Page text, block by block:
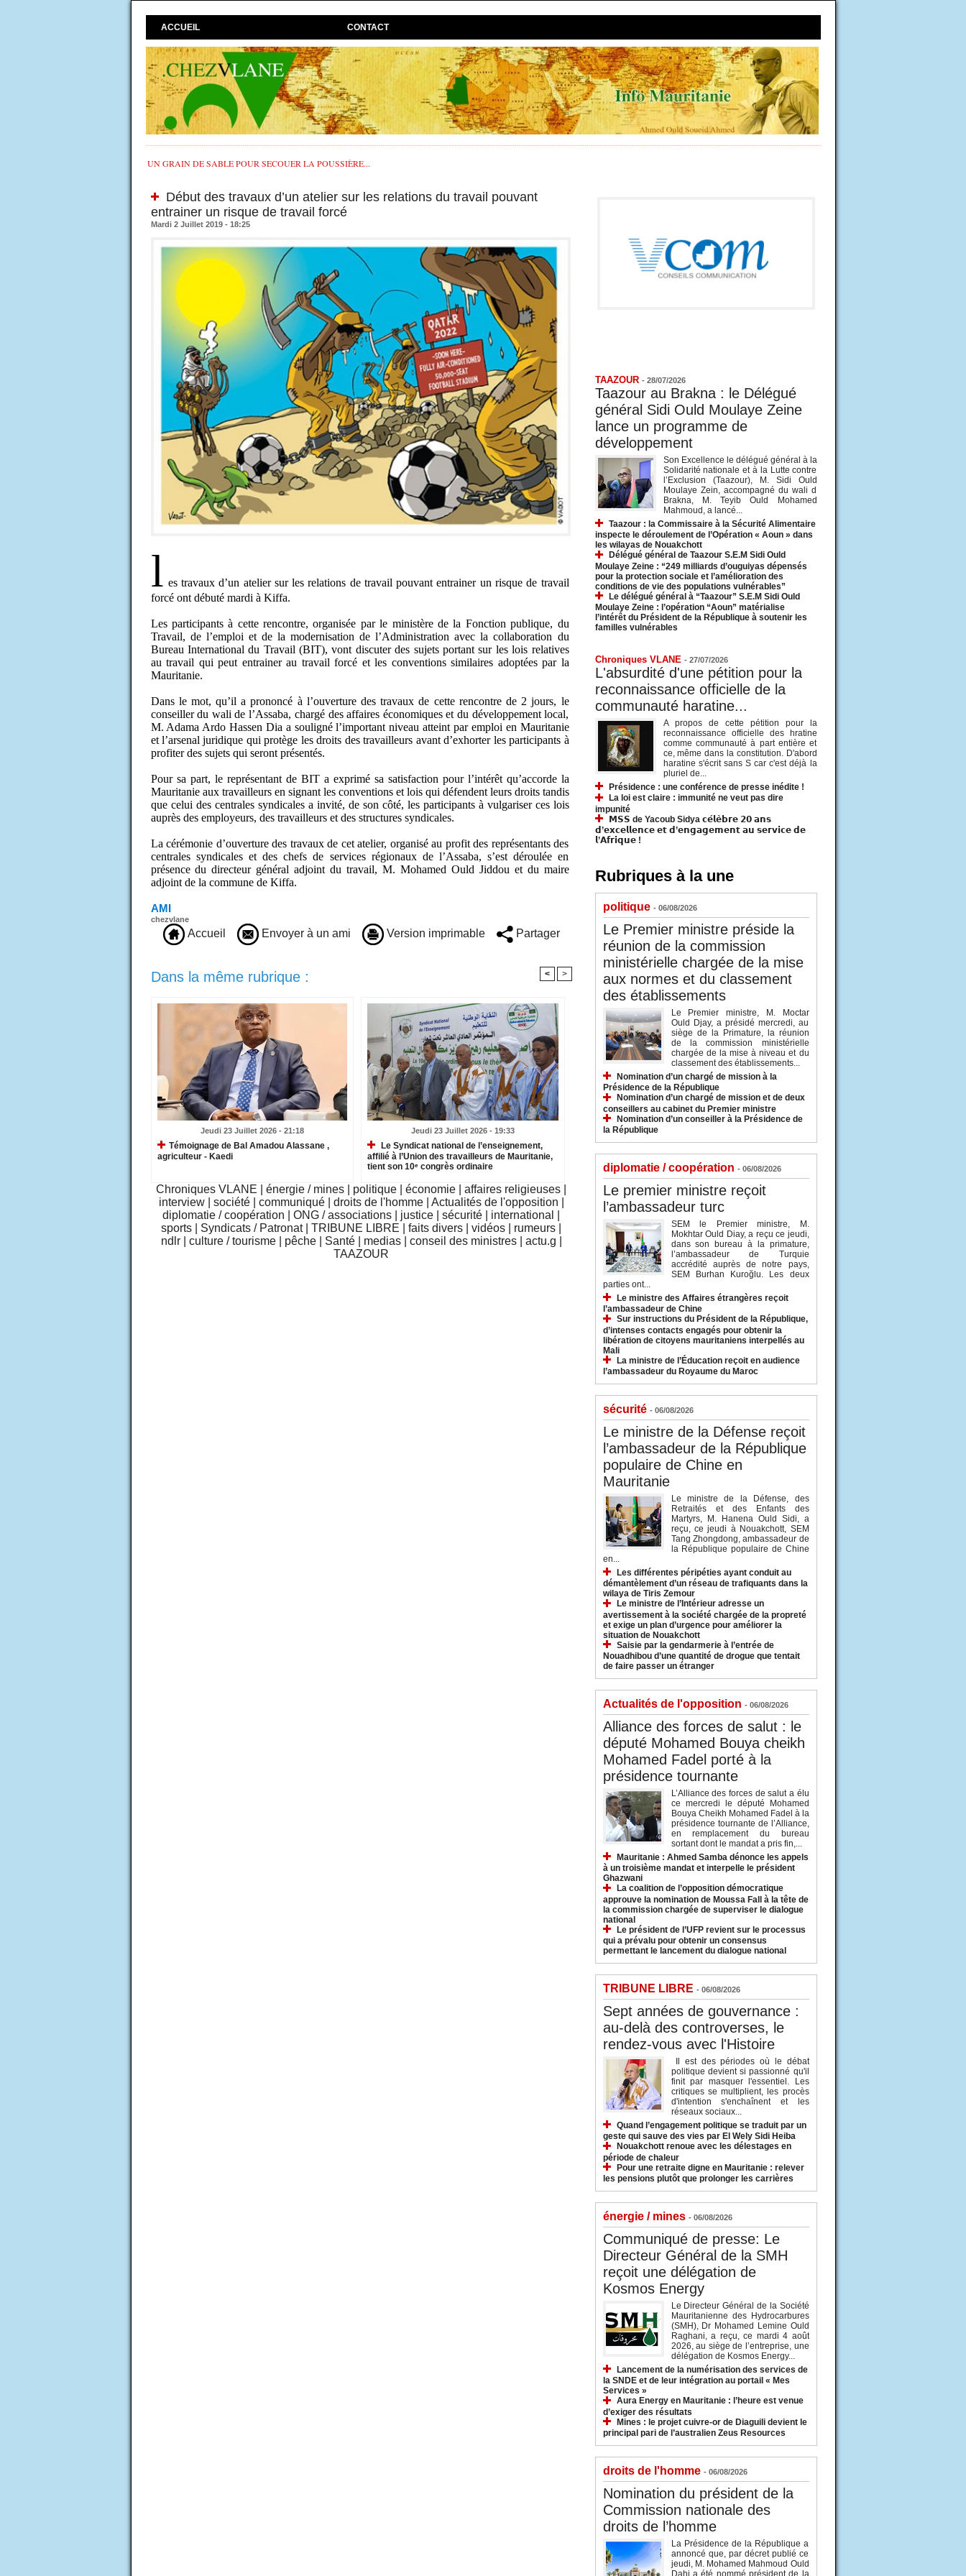
ACCUEIL CONTACT
UN GRAIN DE SABLE POUR SECOUER LA POUSSIÈRE...
Début des travaux d’un atelier sur les relations du travail pouvant
entrainer un risque de travail forcé
Mardi 2 Juillet 2019 - 18:25
l es travaux d’un atelier sur les relations de travail pouvant entrainer un risque de travail
forcé ont débuté mardi à Kiffa.
Les participants à cette rencontre, organisée par le ministère de la Fonction publique, du
Travail, de l’emploi et de la modernisation de l’Administration avec la collaboration du
Bureau International du Travail (BIT), vont discuter des sujets portant sur les lois relatives
au travail qui peut entrainer au travail forcé et les conventions similaires adoptées par la
Mauritanie.
Dans le mot, qu’il a prononcé à l’ouverture des travaux de cette rencontre de 2 jours, le
conseiller du wali de l’Assaba, chargé des affaires économiques et du développement local,
M. Adama Ardo Hassen Dia a souligné l’important niveau atteint par emploi en Mauritanie
et l’arsenal juridique qui protège les droits des travailleurs avant d’exhorter les participants à
profiter des sujets qui seront présentés.
Pour sa part, le représentant de BIT a exprimé sa satisfaction pour l’intérêt qu’accorde la
Mauritanie aux travailleurs en signant les conventions et lois qui défendent leurs droits tandis
que celui des centrales syndicales a invité, de son côté, les participants à vulgariser ces lois
auprès des employeurs, des travailleurs et des structures syndicales.
La cérémonie d’ouverture des travaux de cet atelier, organisé au profit des représentants des
centrales syndicales et des chefs de services régionaux de l’Assaba, s’est déroulée en
présence du directeur général adjoint du travail, M. Mohamed Ould Jiddou et du maire
adjoint de la commune de Kiffa.
AMI
chezvlane
Accueil Envoyer à un ami Version imprimable Partager
Dans la même rubrique : < >
Jeudi 23 Juillet 2026 - 21:18
​Témoignage de Bal Amadou Alassane ,
agriculteur - Kaedi
Jeudi 23 Juillet 2026 - 19:33
Le Syndicat national de l’enseignement,
affilié à l’Union des travailleurs de Mauritanie,
tient son 10ᵉ congrès ordinaire
Chroniques VLANE énergie / mines politique économie affaires religieuses
interview
société communiqué droits de l'homme Actualités de l'opposition
diplomatie / coopération
ONG / associations justice sécurité international
sports
Syndicats / Patronat TRIBUNE LIBRE faits divers vidéos rumeurs
ndlr
culture / tourisme pêche Santé medias conseil des ministres actu.g
TAAZOUR
TAAZOUR - 28/07/2026
Taazour au Brakna : le Délégué
général Sidi Ould Moulaye Zeine
lance un programme de
développement
Son Excellence le délégué général à la
Solidarité nationale et à la Lutte contre
l’Exclusion (Taazour), M. Sidi Ould
Moulaye Zein, accompagné du wali d
Brakna, M. Teyib Ould Mohamed
Mahmoud, a lancé...
Taazour : la Commissaire à la Sécurité Alimentaire
inspecte le déroulement de l’Opération « Aoun » dans
les wilayas de Nouakchott
Délégué général de Taazour S.E.M Sidi Ould
Moulaye Zeine : “249 milliards d’ouguiyas dépensés
pour la protection sociale et l’amélioration des
conditions de vie des populations vulnérables”
Le délégué général à “Taazour” S.E.M Sidi Ould
Moulaye Zeine : l’opération “Aoun” matérialise
l’intérêt du Président de la République à soutenir les
familles vulnérables
Chroniques VLANE - 27/07/2026
L'absurdité d'une pétition pour la
reconnaissance officielle de la
communauté haratine...
A propos de cette pétition pour la
reconnaissance officielle des hratine
comme communauté à part entière et
ce, même dans la constitution. D'abord
haratine s'écrit sans S car c'est déjà la
pluriel de...
Présidence : une conférence de presse inédite !
La loi est claire : immunité ne veut pas dire
impunité
𝗠𝗦𝗦 de Yacoub Sidya 𝗰𝗲́𝗹𝗲̀𝗯𝗿𝗲 𝟮𝟬 𝗮𝗻𝘀
𝗱’𝗲𝘅𝗰𝗲𝗹𝗹𝗲𝗻𝗰𝗲 𝗲𝘁 𝗱’𝗲𝗻𝗴𝗮𝗴𝗲𝗺𝗲𝗻𝘁 𝗮𝘂 𝘀𝗲𝗿𝘃𝗶𝗰𝗲 𝗱𝗲
𝗹’𝗔𝗳𝗿𝗶𝗾𝘂𝗲 !
Rubriques à la une
politique - 06/08/2026
Le Premier ministre préside la
réunion de la commission
ministérielle chargée de la mise
aux normes et du classement
des établissements
Le Premier ministre, M. Moctar
Ould Djay, a présidé mercredi, au
siège de la Primature, la réunion
de la commission ministérielle
chargée de la mise à niveau et du
classement des établissements...
Nomination d’un chargé de mission à la
Présidence de la République
Nomination d’un chargé de mission et de deux
conseillers au cabinet du Premier ministre
Nomination d’un conseiller à la Présidence de
la République
diplomatie / coopération - 06/08/2026
Le premier ministre reçoit
l’ambassadeur turc
SEM le Premier ministre, M.
Mokhtar Ould Diay, a reçu ce jeudi,
dans son bureau à la primature,
l’ambassadeur de Turquie
accrédité auprès de notre pays,
SEM Burhan Kuroğlu. Les deux
parties ont...
Le ministre des Affaires étrangères reçoit
l’ambassadeur de Chine
Sur instructions du Président de la République,
d’intenses contacts engagés pour obtenir la
libération de citoyens mauritaniens interpellés au
Mali
La ministre de l’Éducation reçoit en audience
l’ambassadeur du Royaume du Maroc
sécurité - 06/08/2026
Le ministre de la Défense reçoit
l’ambassadeur de la République
populaire de Chine en
Mauritanie
Le ministre de la Défense, des
Retraités et des Enfants des
Martyrs, M. Hanena Ould Sidi, a
reçu, ce jeudi à Nouakchott, SEM
Tang Zhongdong, ambassadeur de
la République populaire de Chine
en...
Les différentes péripéties ayant conduit au
démantèlement d’un réseau de trafiquants dans la
wilaya de Tiris Zemour
Le ministre de l’Intérieur adresse un
avertissement à la société chargée de la propreté
et exige un plan d’urgence pour améliorer la
situation de Nouakchott
Saisie par la gendarmerie à l’entrée de
Nouadhibou d’une quantité de drogue que tentait
de faire passer un étranger
Actualités de l'opposition - 06/08/2026
Alliance des forces de salut : le
député Mohamed Bouya cheikh
Mohamed Fadel porté à la
présidence tournante
L’Alliance des forces de salut a élu
ce mercredi le député Mohamed
Bouya Cheikh Mohamed Fadel à la
présidence tournante de l’Alliance,
en remplacement du bureau
sortant dont le mandat a pris fin,...
Mauritanie : Ahmed Samba dénonce les appels
à un troisième mandat et interpelle le président
Ghazwani
La coalition de l’opposition démocratique
approuve la nomination de Moussa Fall à la tête de
la commission chargée de superviser le dialogue
national
Le président de l’UFP revient sur le processus
qui a prévalu pour obtenir un consensus
permettant le lancement du dialogue national
TRIBUNE LIBRE - 06/08/2026
Sept années de gouvernance :
au-delà des controverses, le
rendez-vous avec l'Histoire
Il est des périodes où le débat
politique devient si passionné qu'il
finit par masquer l'essentiel. Les
critiques se multiplient, les procès
d'intention s'enchaînent et les
réseaux sociaux...
Quand l’engagement politique se traduit par un
geste qui sauve des vies par El Wely Sidi Heiba
Nouakchott renoue avec les délestages en
période de chaleur
Pour une retraite digne en Mauritanie : relever
les pensions plutôt que prolonger les carrières
énergie / mines - 06/08/2026
Communiqué de presse: Le
Directeur Général de la SMH
reçoit une délégation de
Kosmos Energy
Le Directeur Général de la Société
Mauritanienne des Hydrocarbures
(SMH), Dr Mohamed Lemine Ould
Raghani, a reçu, ce mardi 4 août
2026, au siège de l’entreprise, une
délégation de Kosmos Energy...
Lancement de la numérisation des services de
la SNDE et de leur intégration au portail « Mes
Services »
Aura Energy en Mauritanie : l’heure est venue
d’exiger des résultats
Mines : le projet cuivre-or de Diaguili devient le
principal pari de l’australien Zeus Resources
droits de l'homme - 06/08/2026
Nomination du président de la
Commission nationale des
droits de l’homme
La Présidence de la République a
annoncé que, par décret publié ce
jeudi, M. Mohamed Mahmoud Ould
Dahi a été nommé président de la